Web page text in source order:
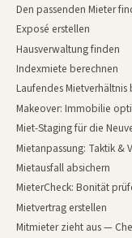
Den passenden Mieter
Exposé erstellen
Hausverwaltung finden
Indexmiete berechnen
Laufendes Mietverhältnis
Makeover: Immobilie
Miet-Staging für die
Mietanpassung: Taktik &
Mietausfall absichern
MieterCheck: Bonität
Mietvertrag erstellen
Mitmieter zieht aus —